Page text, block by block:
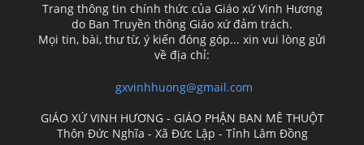
Trang thông tin chính thức của Giáo xứ Vinh Hương
do Ban Truyền thông Giáo xứ đảm trách.
Mọi tin, bài, thư từ, ý kiến đóng góp... xin vui lòng gửi
về địa chỉ:
gxvinhhuong@gmail.com
GIÁO XỨ VINH HƯƠNG - GIÁO PHẬN BAN MÊ THUỘT
Thôn Đức Nghĩa - Xã Đức Lập - Tỉnh Lâm Đồng